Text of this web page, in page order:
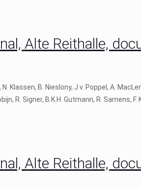
Alte Reithalle,
B. Nieslony, J v. Poppel, A.
R. Signer, B.K.H. Gutmann, R. Samens, F.
Alte Reithalle,